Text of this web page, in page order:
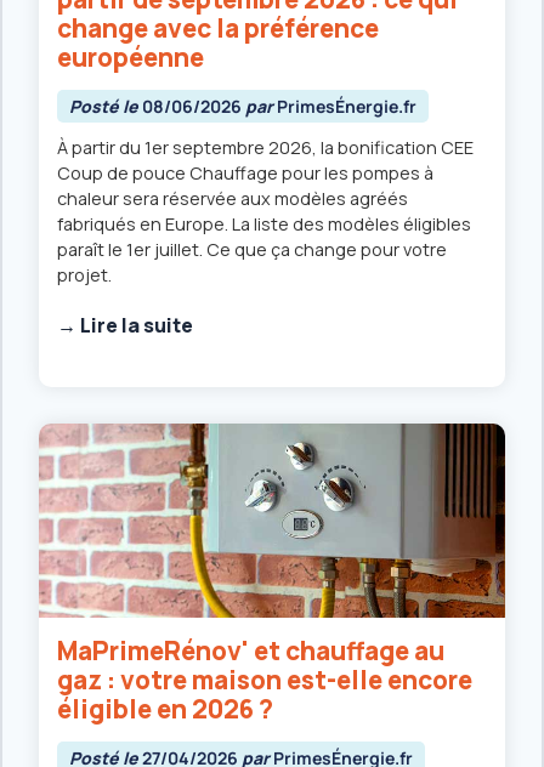
change avec la préférence
européenne
Posté le 08/06/2026 parPrimesÉnergie.fr
À partir du 1er septembre 2026, la bonification CEE
Coup de pouce Chauffage pour les pompes à
chaleur sera réservée aux modèles agréés
fabriqués en Europe. La liste des modèles éligibles
paraît le 1er juillet. Ce que ça change pour votre
projet.
→ Lire la suite
MaPrimeRénov' et chauffage au
gaz : votre maison est-elle encore
éligible en 2026 ?
Posté le27/04/2026 parPrimesÉnergie.fr